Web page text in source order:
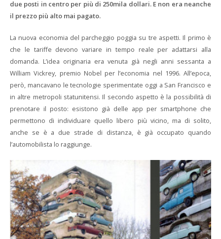
due posti in centro per più di 250mila dollari. E non era neanche
il prezzo più alto mai pagato.
La nuova economia del parcheggio poggia su tre aspetti. Il primo è
che le tariffe devono variare in tempo reale per adattarsi alla
domanda. L’idea originaria era venuta già negli anni sessanta a
William Vickrey, premio Nobel per l’economia nel 1996. All’epoca,
però, mancavano le tecnologie sperimentate oggi a San Francisco e
in altre metropoli statunitensi. Il secondo aspetto è la possibilità di
prenotare il posto: esistono già delle app per smartphone che
permettono di individuare quello libero più vicino, ma di solito,
anche se è a due strade di distanza, è già occupato quando
l’automobilista lo raggiunge.